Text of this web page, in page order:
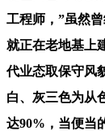
工程师，”虽然
就正在老地基上
代业态取保守风
白、灰三色为从
达90%，当便当